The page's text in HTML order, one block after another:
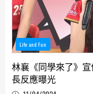
Life and Fun
林襄《同學來了》
長反應曝光